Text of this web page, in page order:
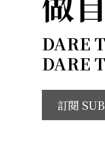
DARE
DARE
訂閱